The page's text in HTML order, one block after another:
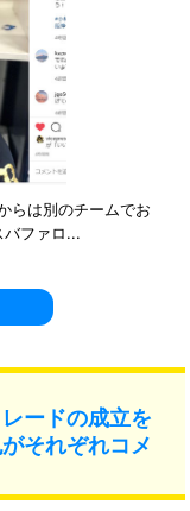
らは別のチームでお
ファロ...
ードの成立を
それぞれコメ